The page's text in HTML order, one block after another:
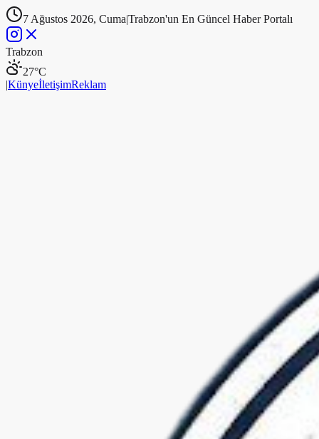
7 Ağustos 2026, Cuma|Trabzon'un En Güncel Haber Portalı
Trabzon
27°C
|KünyeİletişimReklam